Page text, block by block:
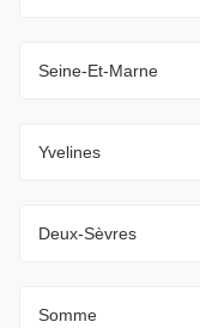
Seine-Et-Marne
Yvelines
Deux-Sèvres
Somme